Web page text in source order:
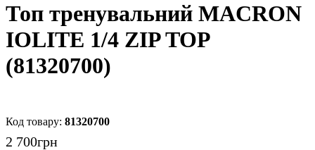
Топ тренувальний MACRON
IOLITE 1/4 ZIP TOP
(81320700)
81320700
2 700грн